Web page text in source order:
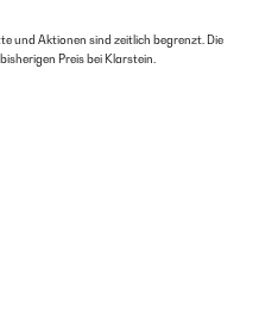
und Aktionen sind zeitlich begrenzt. Die
Preis bei Klarstein.